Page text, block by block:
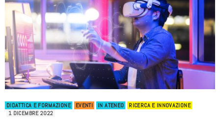
DIDATTICA E FORMAZIONE EVENTI IN ATENEO
RICERCA E INNOVAZIONE
1 DICEMBRE 2022